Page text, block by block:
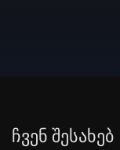
Ჩვენ Შესახებ